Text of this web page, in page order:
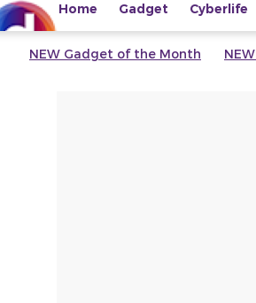
Home Gadget Cyberlife
NEW Gadget of the Month NEW